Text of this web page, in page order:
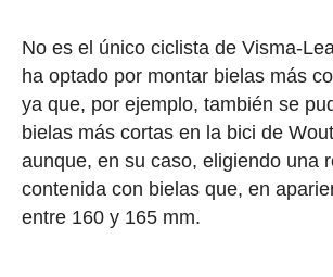
No es el único ciclista de Visma-
ha optado por montar bielas más
ya que, por ejemplo, también se
bielas más cortas en la bici de
aunque, en su caso, eligiendo una
contenida con bielas que, en
entre 160 y 165 mm.